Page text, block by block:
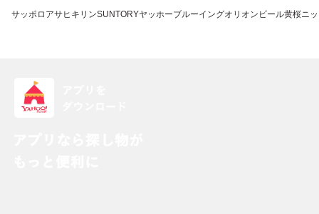
サッポロ アサヒ キリンSUNTORYヤッホーブルーイングオリオンビール黄桜ニ